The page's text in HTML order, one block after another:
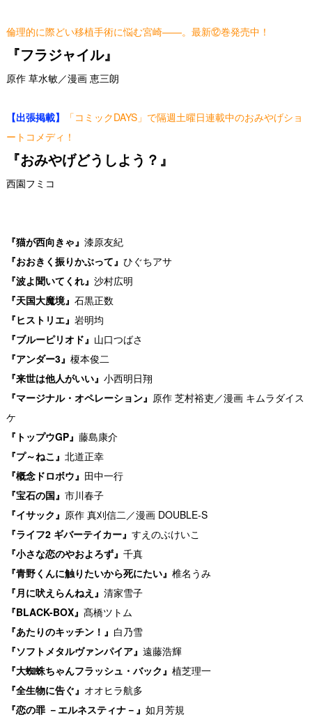
倫理的に際どい移植手術に悩む宮崎——。最新⑫巻発売中！
『フラジャイル』
原作 草水敏／漫画 恵三朗
【出張掲載】
「コミックDAYS」で隔週土曜日連載中のおみやげショ
ートコメディ！
『おみやげどうしよう？』
西園フミコ
『猫が西向きゃ』 漆原友紀
『おおきく振りかぶって』 ひぐちアサ
『波よ聞いてくれ』 沙村広明
『天国大魔境』 石黒正数
『ヒストリエ』 岩明均
『ブルーピリオド』 山口つばさ
『アンダー3』 榎本俊二
『来世は他人がいい』 小西明日翔
『マージナル・オペレーション』 原作 芝村裕吏／漫画 キムラダイス
ケ
『トップウGP』 藤島康介
『プ～ねこ』 北道正幸
『概念ドロボウ』 田中一行
『宝石の国』 市川春子
『イサック』 原作 真刈信二／漫画 DOUBLE-S
『ライフ2 ギバーテイカー』 すえのぶけいこ
『小さな恋のやおよろず』 千真
『青野くんに触りたいから死にたい』 椎名うみ
『月に吠えらんねえ』 清家雪子
『BLACK-BOX』 髙橋ツトム
『あたりのキッチン！』 白乃雪
『ソフトメタルヴァンパイア』 遠藤浩輝
『大蜘蛛ちゃんフラッシュ・バック』 植芝理一
『全生物に告ぐ』 オオヒラ航多
『恋の罪 －エルネスティナ－』 如月芳規